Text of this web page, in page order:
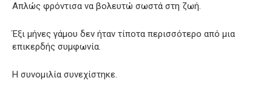
Απλώς φρόντισα να βολευτώ σωστά στη ζωή.
Έξι μήνες γάμου δεν ήταν τίποτα περισσότερο από μια
επικερδής συμφωνία.
Η συνομιλία συνεχίστηκε.